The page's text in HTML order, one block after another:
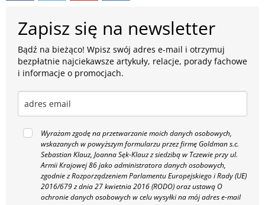
Zapisz się na newsletter
Bądź na bieżąco! Wpisz swój adres e-mail i otrzymuj
bezpłatnie najciekawsze artykuły, relacje, porady fachowe
i informacje o promocjach.
Wyrażam zgodę na przetwarzanie moich danych osobowych,
wskazanych w powyższym formularzu przez firmę Goldman s.c.
Sebastian Klauz, Joanna Sęk-Klauz z siedzibą w Tczewie przy ul.
Armii Krajowej 86 jako administratora danych osobowych,
zgodnie z Rozporządzeniem Parlamentu Europejskiego i Rady (UE)
2016/679 z dnia 27 kwietnia 2016 (RODO) oraz ustawą O
ochronie danych osobowych w celu wysyłki na mój adres e-mail